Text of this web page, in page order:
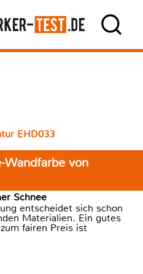
EHD033
Wandfarbe von
Schnee
entscheidet sich schon
Materialien. Ein gutes
fairen Preis ist